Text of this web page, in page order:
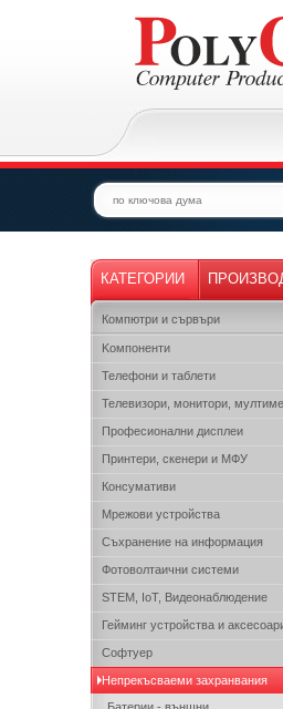
КАТЕГОРИИ
Компютри и сървъри
Kомпоненти
Телефони и таблети
Телевизори, монитори,
Професионални дисплеи
Принтери, скенери и МФУ
Консумативи
Мрежови устройства
Съхранение на информация
Фотоволтаични системи
STEM, IoT, Видеонаблюдение
Гейминг устройства и
Софтуер
Непрекъсваеми захранвания